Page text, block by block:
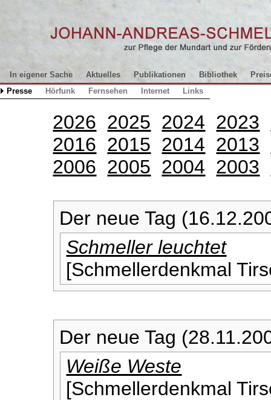
In eigener Sache Aktuelles Publikationen Bibliothek
Presse
Hörfunk Fernsehen Internet Links
2026 2025 2024 2023
2016 2015 2014 2013
2006 2005 2004 2003
Der neue Tag
Schmeller leuchtet
[Schmellerdenkmal
Der neue Tag
Weiße Weste
[Schmellerdenkmal